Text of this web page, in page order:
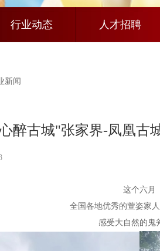
行业动态 人才招聘
新闻
醉古城"张家界-凤凰古
这个六月
全国各地优秀的萱姿家
感受大自然的鬼